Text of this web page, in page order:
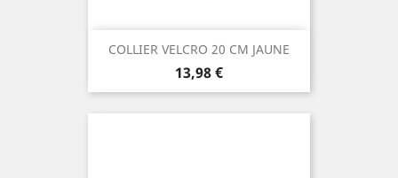
COLLIER VELCRO 20 CM JAUNE
Prix
13,98 €